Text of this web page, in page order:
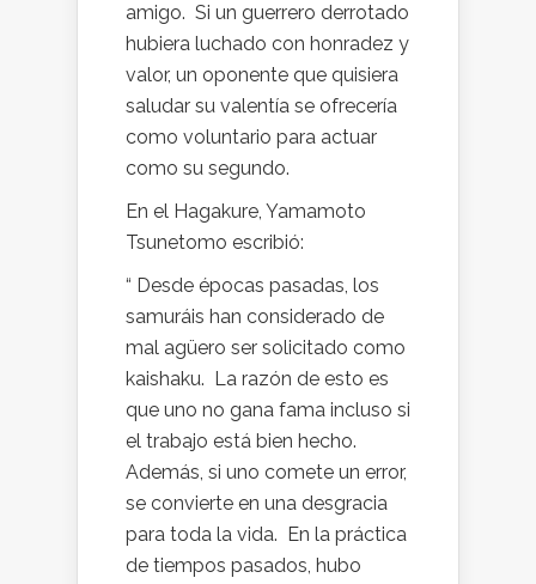
amigo. Si un guerrero derrotado
hubiera luchado con honradez y
valor, un oponente que quisiera
saludar su valentía se ofrecería
como voluntario para actuar
como su segundo.
En el Hagakure, Yamamoto
Tsunetomo escribió:
“ Desde épocas pasadas, los
samuráis han considerado de
mal agüero ser solicitado como
kaishaku. La razón de esto es
que uno no gana fama incluso si
el trabajo está bien hecho.
Además, si uno comete un error,
se convierte en una desgracia
para toda la vida. En la práctica
de tiempos pasados, hubo